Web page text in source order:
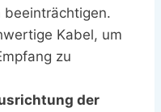
beeinträchtigen.
Kabel, um
zu
der